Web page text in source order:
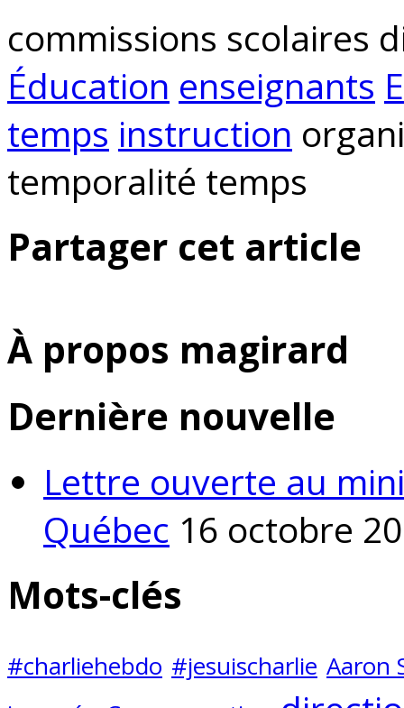
commissions scolaires
Éducation enseignants
temps instruction
temporalité temps
Partager cet article
À propos magirard
Dernière nouvelle
Lettre ouverte au
Québec 16 octobre
Mots-clés
#charliehebdo #jesuischarlie Aaron